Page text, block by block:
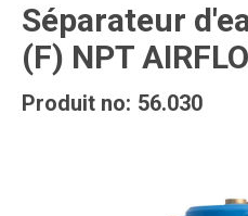
Séparateur
(F) NPT AIRFLO
Produit no: 56.030